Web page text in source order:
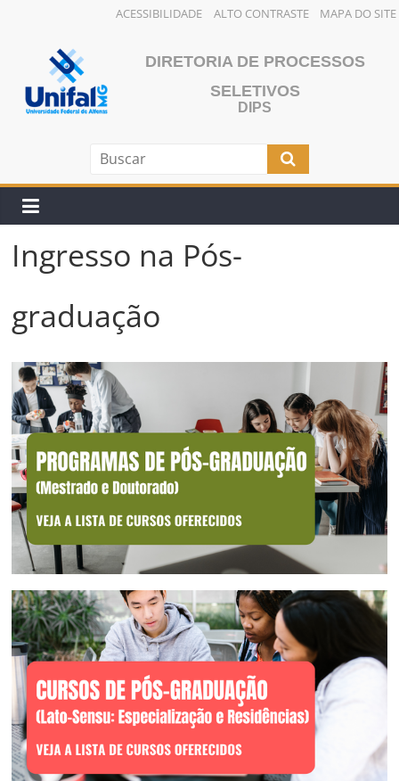
ACESSIBILIDADE ALTO CONTRASTE MAPA DO SITE
conteúdo
DIRETORIA DE PROCESSOS
SELETIVOS
DIPS
Ingresso na Pós-
graduação